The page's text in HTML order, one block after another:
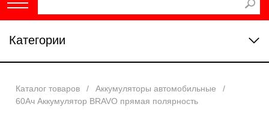
Категории
Каталог товаров / Аккумуляторы автомобильные
/
60Ач Аккумулятор BRAVO прямая полярность